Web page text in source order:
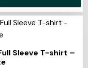
Sleeve T-shirt –